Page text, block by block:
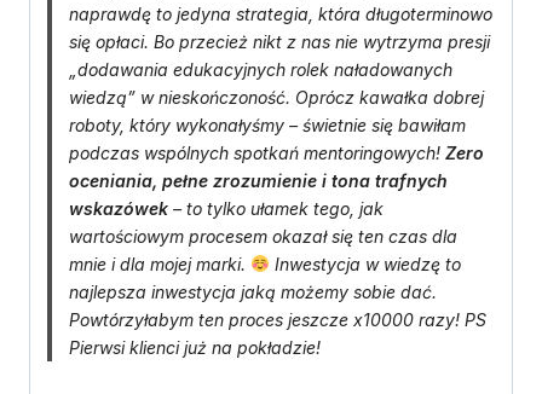
naprawdę to jedyna strategia, która długoterminowo
się opłaci. Bo przecież nikt z nas nie wytrzyma presji
„dodawania edukacyjnych rolek naładowanych
wiedzą” w nieskończoność. Oprócz kawałka dobrej
roboty, który wykonałyśmy – świetnie się bawiłam
podczas wspólnych spotkań mentoringowych! Zero
oceniania, pełne zrozumienie i tona trafnych
wskazówek – to tylko ułamek tego, jak
wartościowym procesem okazał się ten czas dla
mnie i dla mojej marki.
Inwestycja w wiedzę to
najlepsza inwestycja jaką możemy sobie dać.
Powtórzyłabym ten proces jeszcze x10000 razy! PS
Pierwsi klienci już na pokładzie!